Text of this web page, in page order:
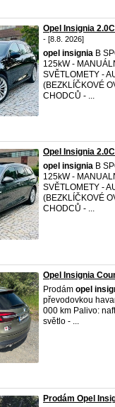
Opel Insignia
- [8.8. 2026]
opel insignia B
125kW -
SVĚTLOMETY -
(BEZKLÍČKOVÉ
CHODCŮ - ...
Opel Insignia
opel insignia B
125kW -
SVĚTLOMETY -
(BEZKLÍČKOVÉ
CHODCŮ - ...
Opel Insignia
Prodám opel
převodovkou
000 km Palivo:
světlo - ...
Prodám Opel